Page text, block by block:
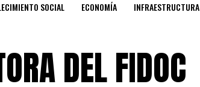
SOCIAL ECONOMÍA INFRAESTRUCTURA
DEL FIDOC